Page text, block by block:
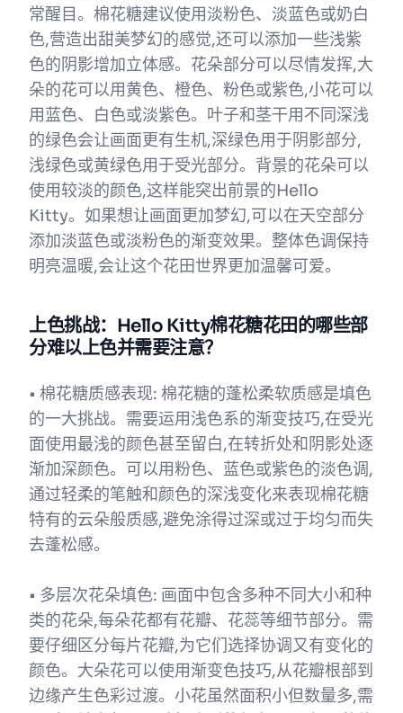
常醒目。棉花糖建议使用淡粉色、淡蓝色或奶白
色,营造出甜美梦幻的感觉,还可以添加一些浅紫
色的阴影增加立体感。花朵部分可以尽情发挥,大
朵的花可以用黄色、橙色、粉色或紫色,小花可以
用蓝色、白色或淡紫色。叶子和茎干用不同深浅
的绿色会让画面更有生机,深绿色用于阴影部分,
浅绿色或黄绿色用于受光部分。背景的花朵可以
使用较淡的颜色,这样能突出前景的Hello
Kitty。如果想让画面更加梦幻,可以在天空部分
添加淡蓝色或淡粉色的渐变效果。整体色调保持
明亮温暖,会让这个花田世界更加温馨可爱。
上色挑战：Hello Kitty棉花糖花田的哪些部
分难以上色并需要注意？
• 棉花糖质感表现: 棉花糖的蓬松柔软质感是填色
的一大挑战。需要运用浅色系的渐变技巧,在受光
面使用最浅的颜色甚至留白,在转折处和阴影处逐
渐加深颜色。可以用粉色、蓝色或紫色的淡色调,
通过轻柔的笔触和颜色的深浅变化来表现棉花糖
特有的云朵般质感,避免涂得过深或过于均匀而失
去蓬松感。
• 多层次花朵填色: 画面中包含多种不同大小和种
类的花朵,每朵花都有花瓣、花蕊等细节部分。需
要仔细区分每片花瓣,为它们选择协调又有变化的
颜色。大朵花可以使用渐变色技巧,从花瓣根部到
边缘产生色彩过渡。小花虽然面积小但数量多,需